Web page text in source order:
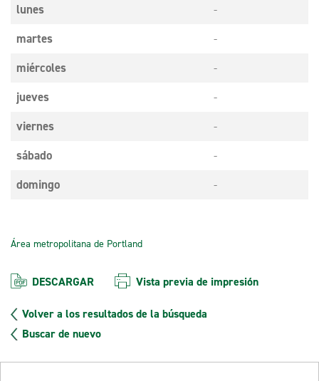
lunes
-
martes
-
miércoles
-
jueves
-
viernes
-
sábado
-
domingo
-
Área metropolitana de Portland
DESCARGAR Vista previa de impresión
Volver a los resultados de la búsqueda
Buscar de nuevo